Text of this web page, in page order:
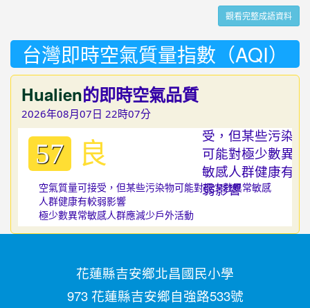
觀看完整成語資料
台灣即時空氣質量指數（AQI）
Hualien的即時空氣品質
2026年08月07日 22時07分
57 良
空氣質量可接受，但某些污染物可能對極少數異常敏感
人群健康有較弱影響
極少數異常敏感人群應減少戶外活動
花蓮縣吉安鄉北昌國民小學
973 花蓮縣吉安鄉自強路533號